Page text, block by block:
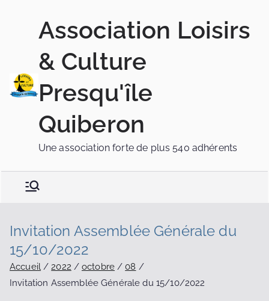
Association Loisirs
& Culture
Presqu'île
Quiberon
Une association forte de plus 540 adhérents
Invitation Assemblée Générale du
15/10/2022
Accueil 2022 octobre
08
Invitation Assemblée Générale du 15/10/2022